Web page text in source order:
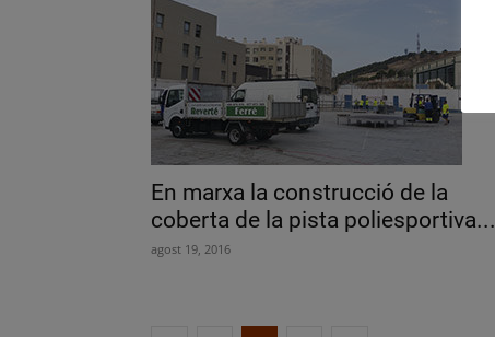
En marxa la construcció de la
coberta de la pista poliesportiva...
agost 19, 2016